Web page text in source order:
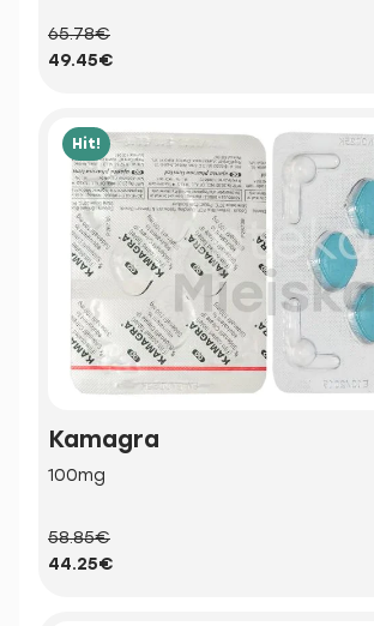
65.78€
49.45€
Hit!
Kamagra
100mg
58.85€
44.25€